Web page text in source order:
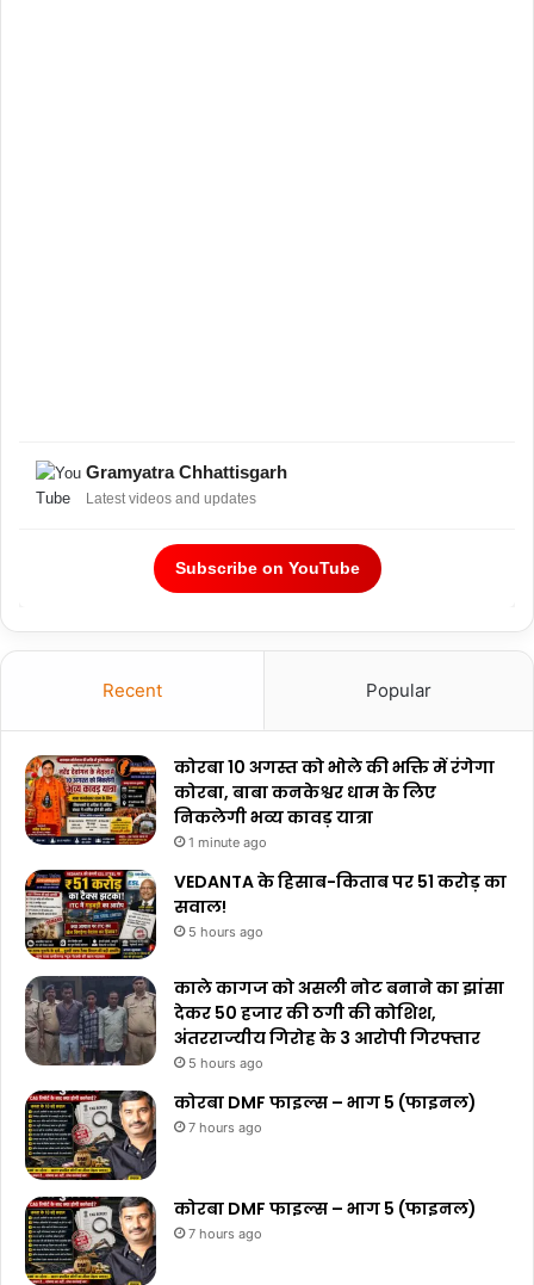
Gramyatra Chhattisgarh
Latest videos and updates
Subscribe on YouTube
Recent Popular
कोरबा 10 अगस्त को भोले की भक्ति में रंगेगा
कोरबा, बाबा कनकेश्वर धाम के लिए
निकलेगी भव्य कावड़ यात्रा
1 minute ago
VEDANTA के हिसाब-किताब पर ₹51 करोड़ का
सवाल!
5 hours ago
काले कागज को असली नोट बनाने का झांसा
देकर 50 हजार की ठगी की कोशिश,
अंतरराज्यीय गिरोह के 3 आरोपी गिरफ्तार
5 hours ago
कोरबा DMF फाइल्स – भाग 5 (फाइनल)
7 hours ago
कोरबा DMF फाइल्स – भाग 5 (फाइनल)
7 hours ago